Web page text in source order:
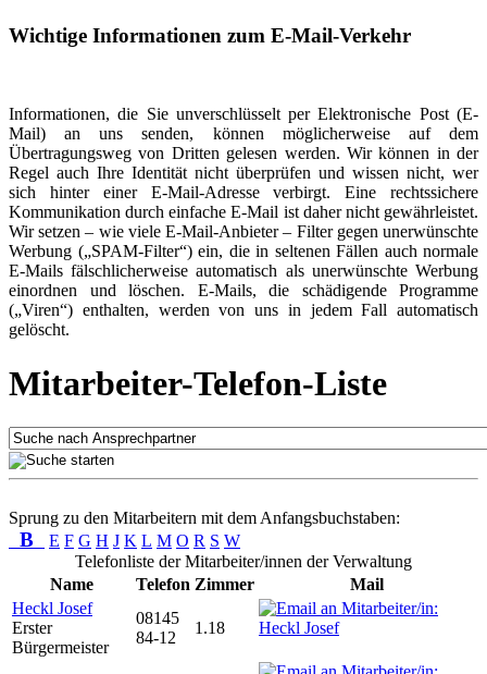
Wichtige Informationen zum E-Mail-Verkehr
Informationen, die Sie unverschlüsselt per Elektronische Post (E-
Mail) an uns senden, können möglicherweise auf dem
Übertragungsweg von Dritten gelesen werden. Wir können in der
Regel auch Ihre Identität nicht überprüfen und wissen nicht, wer
sich hinter einer E-Mail-Adresse verbirgt. Eine rechtssichere
Kommunikation durch einfache E-Mail ist daher nicht gewährleistet.
Wir setzen – wie viele E-Mail-Anbieter – Filter gegen unerwünschte
Werbung („SPAM-Filter“) ein, die in seltenen Fällen auch normale
E-Mails fälschlicherweise automatisch als unerwünschte Werbung
einordnen und löschen. E-Mails, die schädigende Programme
(„Viren“) enthalten, werden von uns in jedem Fall automatisch
gelöscht.
Mitarbeiter-Telefon-Liste
Sprung zu den Mitarbeitern mit dem Anfangsbuchstaben:
B E F G H J K L M O R S W
Telefonliste der Mitarbeiter/innen der Verwaltung
Name
Telefon Zimmer
Mail
Heckl Josef
Erster
Bürgermeister
08145
84-12
1.18